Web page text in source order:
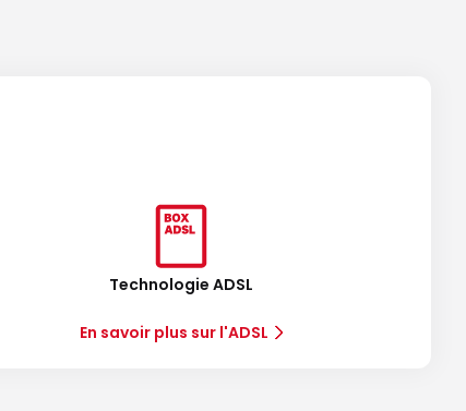
Technologie ADSL
En savoir plus sur l'ADSL